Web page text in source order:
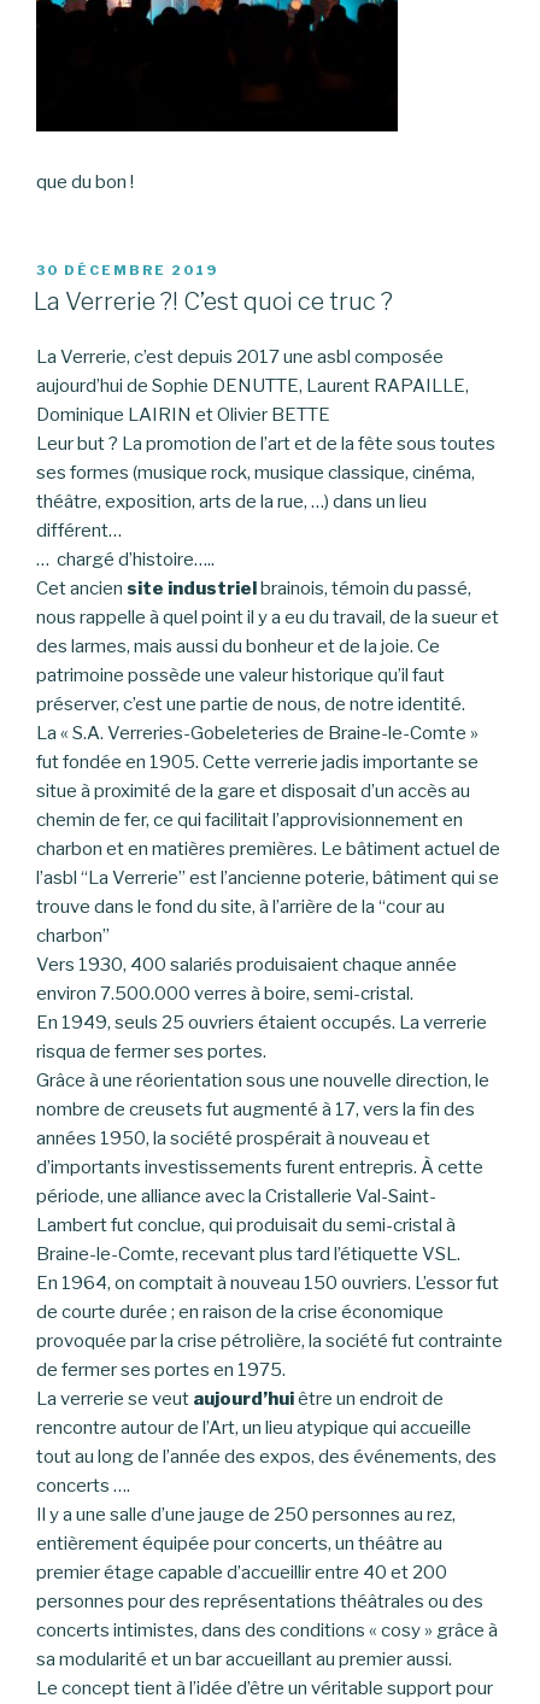
que du bon !
PUBLIÉ
LE
30 DÉCEMBRE 2019
La Verrerie ?! C’est quoi ce truc ?
La Verrerie, c’est depuis 2017 une asbl composée
aujourd’hui de Sophie DENUTTE, Laurent RAPAILLE,
Dominique LAIRIN et Olivier BETTE
Leur but ? La promotion de l’art et de la fête sous toutes
ses formes (musique rock, musique classique, cinéma,
théâtre, exposition, arts de la rue, …) dans un lieu
différent…
… chargé d’histoire…..
Cet ancien site industrielbrainois, témoin du passé,
nous rappelle à quel point il y a eu du travail, de la sueur et
des larmes, mais aussi du bonheur et de la joie. Ce
patrimoine possède une valeur historique qu’il faut
préserver, c’est une partie de nous, de notre identité.
La « S.A. Verreries-Gobeleteries de Braine-le-Comte »
fut fondée en 1905. Cette verrerie jadis importante se
situe à proximité de la gare et disposait d’un accès au
chemin de fer, ce qui facilitait l’approvisionnement en
charbon et en matières premières. Le bâtiment actuel de
l’asbl “La Verrerie” est l’ancienne poterie, bâtiment qui se
trouve dans le fond du site, à l’arrière de la “cour au
charbon”
Vers 1930, 400 salariés produisaient chaque année
environ 7.500.000 verres à boire, semi-cristal.
En 1949, seuls 25 ouvriers étaient occupés. La verrerie
risqua de fermer ses portes.
Grâce à une réorientation sous une nouvelle direction, le
nombre de creusets fut augmenté à 17, vers la fin des
années 1950, la société prospérait à nouveau et
d’importants investissements furent entrepris. À cette
période, une alliance avec la Cristallerie Val-Saint-
Lambert fut conclue, qui produisait du semi-cristal à
Braine-le-Comte, recevant plus tard l’étiquette VSL.
En 1964, on comptait à nouveau 150 ouvriers. L’essor fut
de courte durée ; en raison de la crise économique
provoquée par la crise pétrolière, la société fut contrainte
de fermer ses portes en 1975.
La verrerie se veut aujourd’huiêtre un endroit de
rencontre autour de l’Art, un lieu atypique qui accueille
tout au long de l’année des expos, des événements, des
concerts ….
Il y a une salle d’une jauge de 250 personnes au rez,
entièrement équipée pour concerts, un théâtre au
premier étage capable d’accueillir entre 40 et 200
personnes pour des représentations théâtrales ou des
concerts intimistes, dans des conditions « cosy » grâce à
sa modularité et un bar accueillant au premier aussi.
Le concept tient à l’idée d’être un véritable support pour